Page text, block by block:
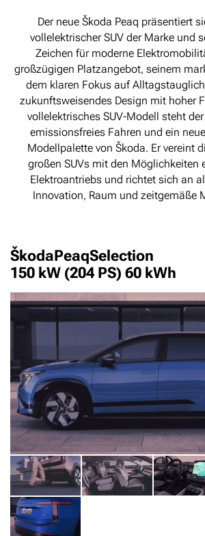
Der neue Škoda Peaq präsentiert
vollelektrischer SUV der Marke und
Zeichen für moderne
großzügigen Platzangebot, seinem
dem klaren Fokus auf
zukunftsweisendes Design mit hoher
vollelektrisches SUV-Modell steht
emissionsfreies Fahren und ein
Modellpalette von Škoda. Er vereint
großen SUVs mit den Möglichkeiten
Elektroantriebs und richtet sich an
Innovation, Raum und zeitgemäße
ŠkodaPeaqSelection
150 kW (204 PS) 60 kWh